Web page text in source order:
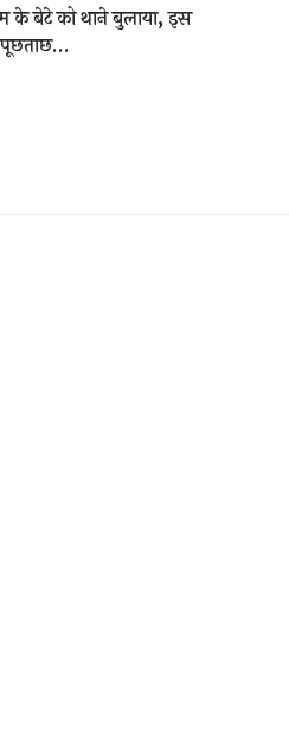
के बेटे को थाने बुलाया, इस